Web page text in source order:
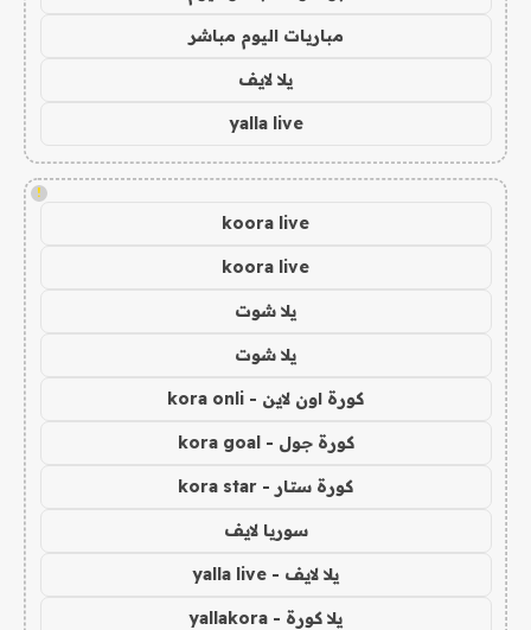
مباريات اليوم مباشر
يلا لايف
yalla live
!
koora live
koora live
يلا شوت
يلا شوت
كورة اون لاين - kora onli
كورة جول - kora goal
كورة ستار - kora star
سوريا لايف
يلا لايف - yalla live
يلا كورة - yallakora